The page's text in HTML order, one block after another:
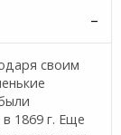
своим
1869 г. Еще